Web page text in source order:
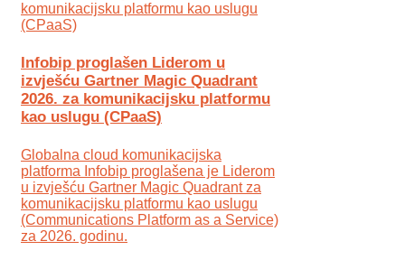
Infobip proglašen Liderom u
izvješću Gartner Magic Quadrant
2026. za komunikacijsku platformu
kao uslugu (CPaaS)
Globalna cloud komunikacijska
platforma Infobip proglašena je Liderom
u izvješću Gartner Magic Quadrant za
komunikacijsku platformu kao uslugu
(Communications Platform as a Service)
za 2026. godinu.